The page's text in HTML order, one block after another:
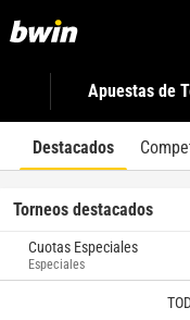
Apuestas de
Destacados
Torneos destacados
Cuotas Especiales
Especiales